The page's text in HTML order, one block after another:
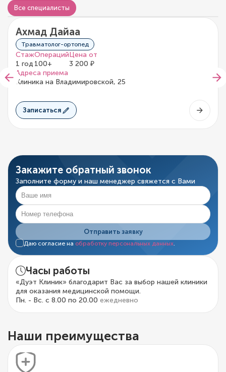
Все специалисты
0/5
0 отзывов
Ахмад Дайаа
Травматолог-ортопед
Стаж
1 год
Операций
100+
Цена от
3 200 ₽
Адреса приема
Клиника на Владимировской, 25
Записаться
Закажите обратный звонок
Заполните форму и наш менеджер свяжется с Вами
Отправить заявку
Даю согласие на обработку персональных данных
Часы работы
«Дуэт Клиник» благодарит Вас за выбор нашей клиники
для оказания медицинской помощи.
Пн. - Вс. с 8.00 по 20.00 ежедневно
Наши преимущества